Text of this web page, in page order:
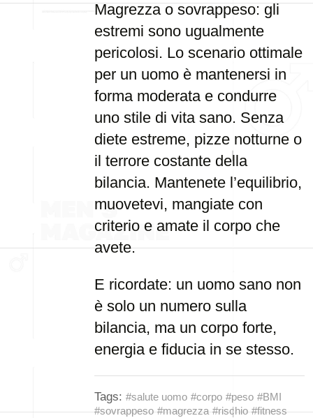
Magrezza o sovrappeso: gli
estremi sono ugualmente
pericolosi. Lo scenario ottimale
per un uomo è mantenersi in
forma moderata e condurre
uno stile di vita sano. Senza
diete estreme, pizze notturne o
il terrore costante della
bilancia. Mantenete l’equilibrio,
muovetevi, mangiate con
criterio e amate il corpo che
avete.
E ricordate: un uomo sano non
è solo un numero sulla
bilancia, ma un corpo forte,
energia e fiducia in se stesso.
Tags: #salute uomo #corpo #peso #BMI
#sovrappeso #magrezza #rischio #fitness